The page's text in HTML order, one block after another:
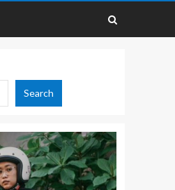
Search